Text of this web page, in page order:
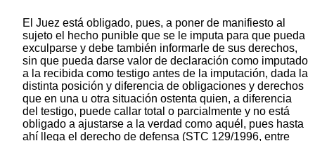
El Juez está obligado, pues, a poner de manifiesto al
sujeto el hecho punible que se le imputa para que pueda
exculparse y debe también informarle de sus derechos,
sin que pueda darse valor de declaración como imputado
a la recibida como testigo antes de la imputación, dada la
distinta posición y diferencia de obligaciones y derechos
que en una u otra situación ostenta quien, a diferencia
del testigo, puede callar total o parcialmente y no está
obligado a ajustarse a la verdad como aquél, pues hasta
ahí llega el derecho de defensa (STC 129/1996, entre